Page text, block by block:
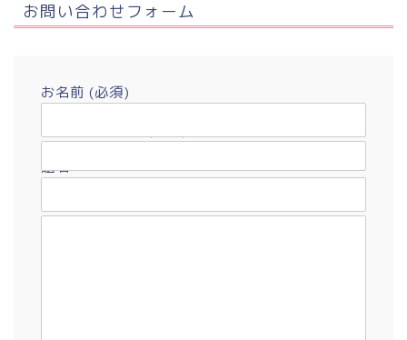
お問い合わせフォーム
お名前 (必須)
題名